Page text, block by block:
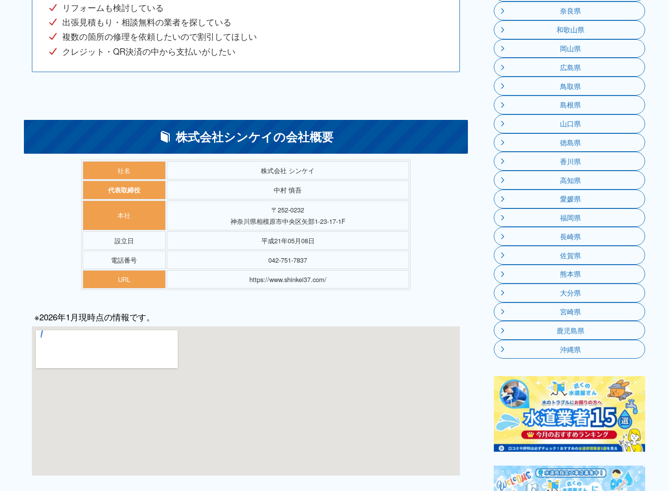
リフォームも検討している
出張見積もり・相談無料の業者を探している
複数の箇所の修理を依頼したいので割引してほしい
クレジット・QR決済の中から支払いがしたい
株式会社シンケイの会社概要
社名 株式会社 シンケイ
代表取締役 中村 慎吾
本社
〒252-0232
神奈川県相模原市中央区矢部1-23-17-1F
設立日 平成21年05月08日
電話番号 042-751-7837
URL https://www.shinkei37.com/
※2026年1月現時点の情報です。
奈良県
和歌山県
岡山県
広島県
鳥取県
島根県
山口県
徳島県
香川県
高知県
愛媛県
福岡県
長崎県
佐賀県
熊本県
大分県
宮崎県
鹿児島県
沖縄県